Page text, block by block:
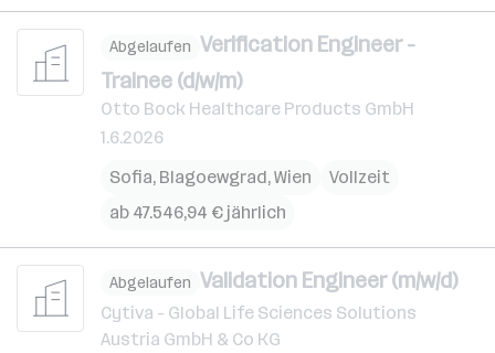
Abgelaufen Verification Engineer -
Trainee (d/w/m)
Otto Bock Healthcare Products GmbH
1.6.2026
Sofia, Blagoewgrad,Wien
Vollzeit
ab 47.546,94 € jährlich
Abgelaufen Validation Engineer (m/w/d)
Cytiva - Global Life Sciences Solutions
Austria GmbH & Co KG